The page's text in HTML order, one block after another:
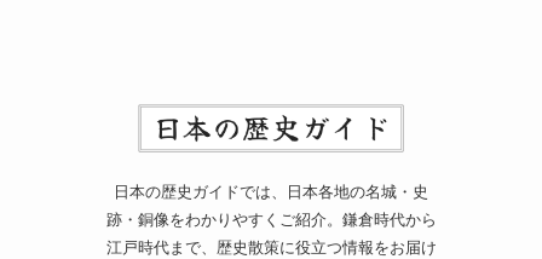
日本の歴史ガイドでは、日本各地の名城・史
跡・銅像をわかりやすくご紹介。鎌倉時代から
江戸時代まで、歴史散策に役立つ情報をお届け